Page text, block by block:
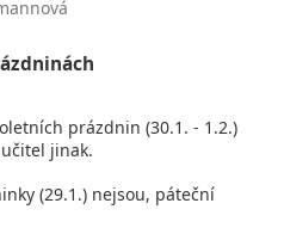
prázdnin (30.1. - 1.2.)
jinak.
(29.1.) nejsou, páteční